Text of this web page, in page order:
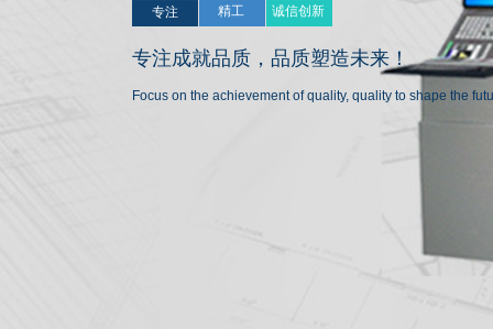
诚信创新
精工
专注
专注成就品质， 品质塑造未来！
Focus on the achievement of quality, quality to shape the